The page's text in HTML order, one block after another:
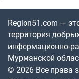
Region51.com —
территория
информационно-
Мурманской
© 2026 Все права